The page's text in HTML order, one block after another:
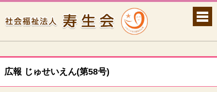
広報 じゅせいえん(第58号)